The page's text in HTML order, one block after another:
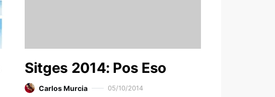
Sitges 2014: Pos Eso
Carlos Murcia 05/10/2014